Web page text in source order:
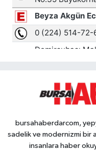
bursahaberdarcom,
sadelik ve modernizmi bir
insanlara haber